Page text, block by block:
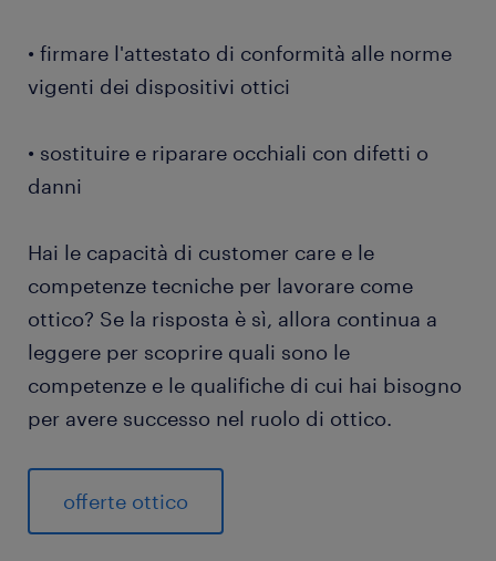
• firmare l'attestato di conformità alle norme
vigenti dei dispositivi ottici
• sostituire e riparare occhiali con difetti o
danni
Hai le capacità di customer care e le
competenze tecniche per lavorare come
ottico? Se la risposta è sì, allora continua a
leggere per scoprire quali sono le
competenze e le qualifiche di cui hai bisogno
per avere successo nel ruolo di ottico.
offerte ottico